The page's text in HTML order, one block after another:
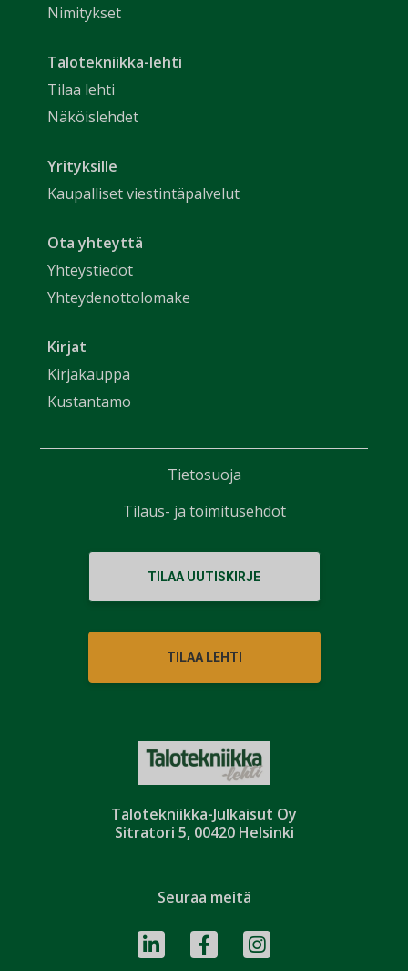
Talotekniikka-Julkaisut Oy
Sitratori 5, 00420 Helsinki
Nimitykset
Talotekniikka-lehti
Tilaa lehti
Näköislehdet
Yrityksille
Kaupalliset viestintäpalvelut
Ota yhteyttä
Yhteystiedot
Yhteydenottolomake
Kirjat
Kirjakauppa
Kustantamo
TILAA UUTISKIRJE
TILAA LEHTI
Seuraa meitä
Tietosuoja
Tilaus- ja toimitusehdot